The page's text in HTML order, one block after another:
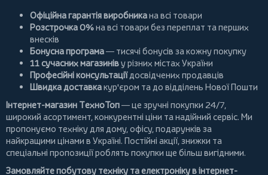
Офіційна гарантія виробникана всі товари
Розстрочка 0%на всі товари без переплат та перших
внесків
Бонусна програма— тисячі бонусів за кожну покупку
11 сучасних магазиніву різних містах України
Професійні консультаціїдосвідчених продавців
Швидка доставкакур'єром та до відділень Нової Пошти
Інтернет-магазин ТехноТоп— це зручні покупки 24/7,
широкий асортимент, конкурентні ціни та надійний сервіс. Ми
пропонуємо техніку для дому, офісу, подарунків за
найкращими цінами в Україні. Постійні акції, знижки та
спеціальні пропозиції роблять покупки ще більш вигідними.
Замовляйте побутову техніку та електроніку в інтернет-